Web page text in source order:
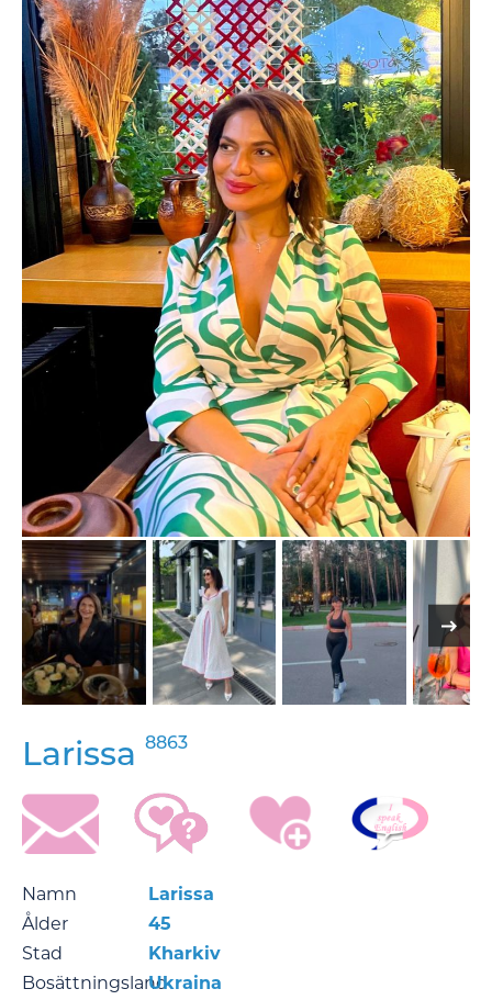
Larissa 8863
Namn
Larissa
Ålder
45
Stad
Kharkiv
BosättningslandUkraina